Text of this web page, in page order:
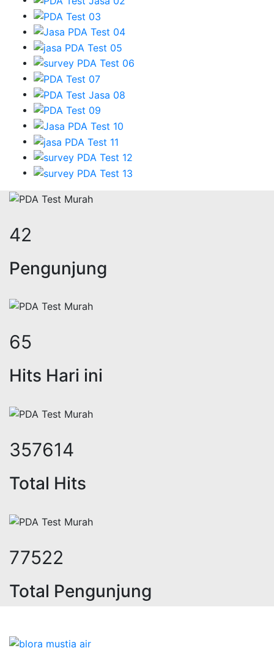
51
Pengunjung
80
Hits Hari ini
437084
Total Hits
95127
Total Pengunjung